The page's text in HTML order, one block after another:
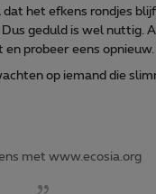
dat het efkens rondjes
geduld is wel nuttig.
en probeer eens
op iemand die
met www.ecosia.org